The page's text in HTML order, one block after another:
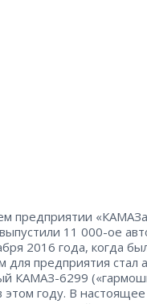
предприятии
11 000-ое
2016 года, когда
предприятия стал
КАМАЗ-6299
этом году. В